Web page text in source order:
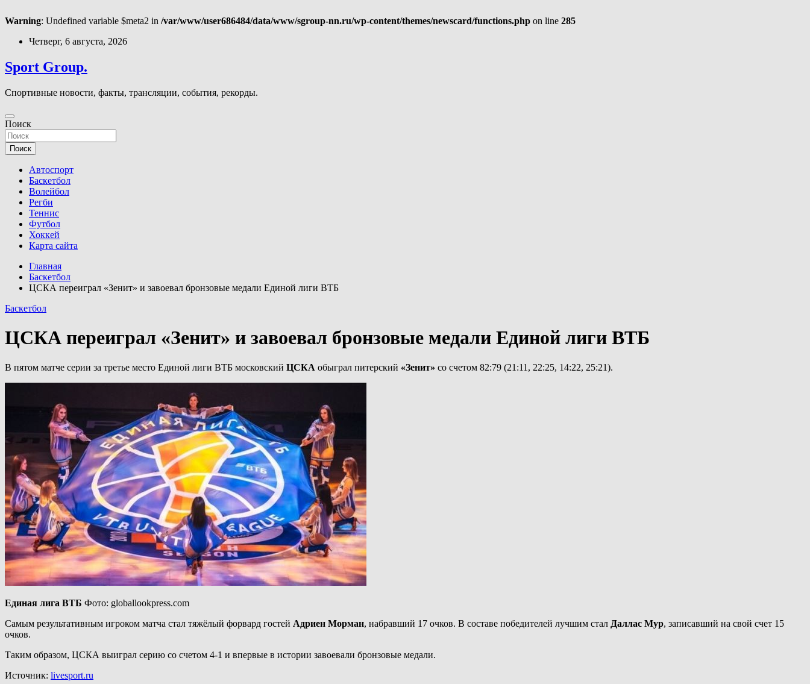
Warning: Undefined variable $meta2 in /var/www/user686484/data/www/sgroup-nn.ru/wp-content/themes/newscard/functions.php on line 285
Перейти
содержимому
Четверг, 6 августа, 2026
Sport Group.
Спортивные новости, факты, трансляции, события, рекорды.
Поиск
Поиск
Автоспорт
Баскетбол
Волейбол
Регби
Теннис
Футбол
Хоккей
Карта сайта
Главная
Баскетбол
ЦСКА переиграл «Зенит» и завоевал бронзовые медали Единой лиги ВТБ
Баскетбол
ЦСКА переиграл «Зенит» и завоевал бронзовые медали Единой лиги ВТБ
В пятом матче серии за третье место Единой лиги ВТБ московский ЦСКА обыграл питерский «Зенит» со счетом 82:79 (21:11, 22:25, 14:22, 25:21).
Единая лига ВТБ Фото: globallookpress.com
Самым результативным игроком матча стал тяжёлый форвард гостей Адриен Морман, набравший 17 очков. В составе победителей лучшим стал Даллас Мур, записавший на свой счет 15
очков.
Таким образом, ЦСКА выиграл серию со счетом 4-1 и впервые в истории завоевали бронзовые медали.
Источник: livesport.ru